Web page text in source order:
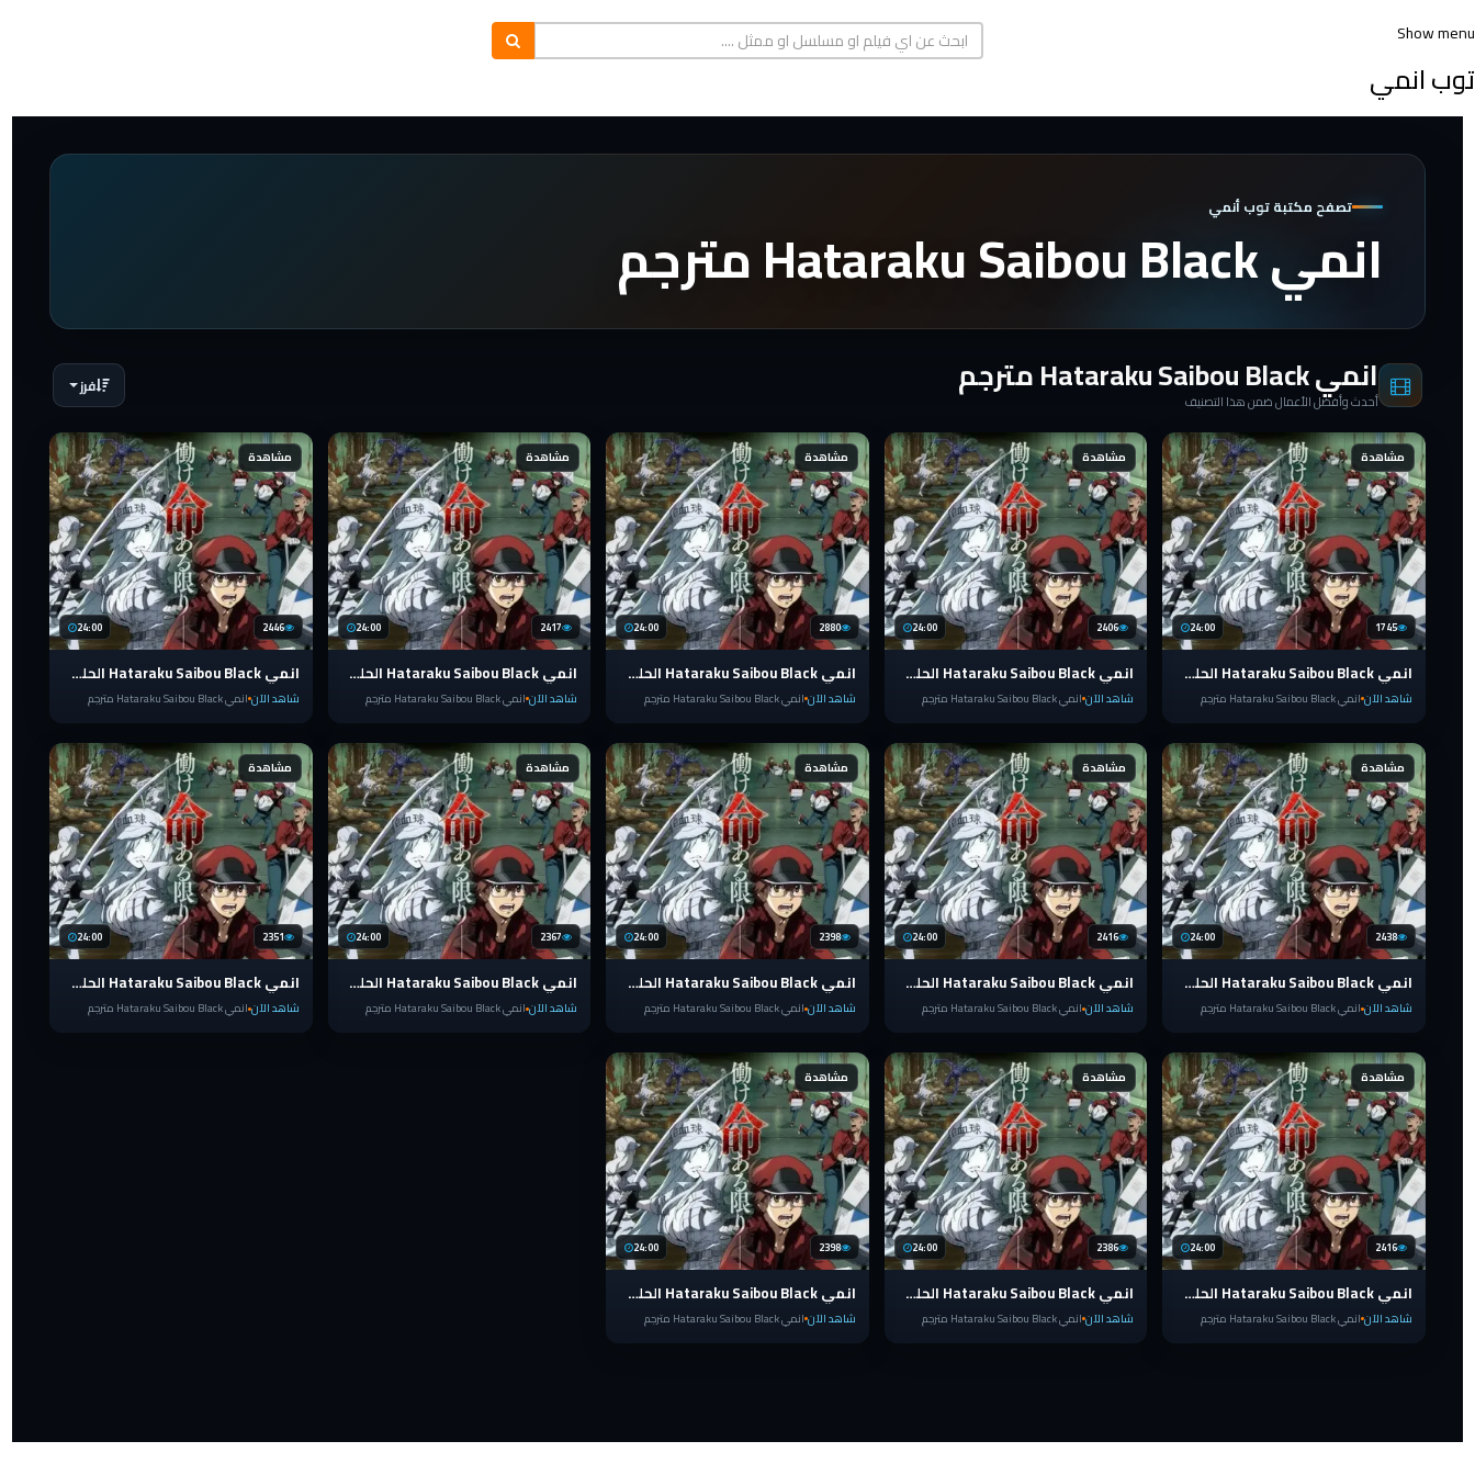
Show menu
توب انمي
تصفح مكتبة توب أنمي
انمي Hataraku Saibou Black مترجم
انمي Hataraku Saibou Black مترجم
أحدث وأفضل الأعمال ضمن هذا التصنيف
فرز
مشاهدة
24:00 1745
انمي Hataraku Saibou Black الحلقة 13 الاخيرة
شاهد الآن انمي Hataraku Saibou Black مترجم
مشاهدة
24:00 2406
انمي Hataraku Saibou Black الحلقة 12
شاهد الآنانمي Hataraku Saibou Black مترجم
مشاهدة
24:00 2880
انمي Hataraku Saibou Black الحلقة 11
شاهد الآن انمي Hataraku Saibou Black مترجم
مشاهدة
24:00 2417
انمي Hataraku Saibou Black الحلقة 10
شاهد الآنانمي Hataraku Saibou Black مترجم
مشاهدة
24:00 2446
انمي Hataraku Saibou Black الحلقة 9
شاهد الآنانمي Hataraku Saibou Black مترجم
مشاهدة
24:00 2438
انمي Hataraku Saibou Black الحلقة 8
شاهد الآن انمي Hataraku Saibou Black مترجم
مشاهدة
24:00 2416
انمي Hataraku Saibou Black الحلقة 7
شاهد الآنانمي Hataraku Saibou Black مترجم
مشاهدة
24:00 2398
انمي Hataraku Saibou Black الحلقة 6
شاهد الآن انمي Hataraku Saibou Black مترجم
مشاهدة
24:00 2367
انمي Hataraku Saibou Black الحلقة 5
شاهد الآنانمي Hataraku Saibou Black مترجم
مشاهدة
24:00 2351
انمي Hataraku Saibou Black الحلقة 4
شاهد الآنانمي Hataraku Saibou Black مترجم
مشاهدة
24:00 2416
انمي Hataraku Saibou Black الحلقة 3
شاهد الآن انمي Hataraku Saibou Black مترجم
مشاهدة
24:00 2386
انمي Hataraku Saibou Black الحلقة 2
شاهد الآنانمي Hataraku Saibou Black مترجم
مشاهدة
24:00 2398
انمي Hataraku Saibou Black الحلقة 1
شاهد الآن انمي Hataraku Saibou Black مترجم